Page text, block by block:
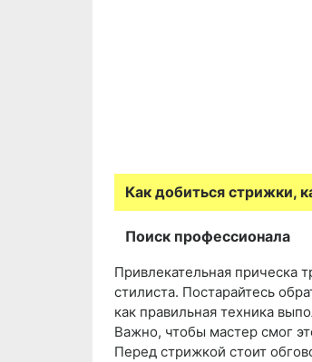
Как добиться стрижки,
Поиск профессионала
Привлекательная прическа
стилиста. Постарайтесь
как правильная техника
Важно, чтобы мастер смог
Перед стрижкой стоит